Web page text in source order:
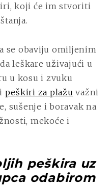
koji će im stvoriti
se obaviju omiljenim
leškare uživajući u
u kosu i zvuku
peškiri za plažu važni
sušenje i boravak na
mekoće i
peškira uz
odabirom